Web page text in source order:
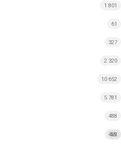
1 801
61
327
2 320
10 652
5 781
488
MI
422